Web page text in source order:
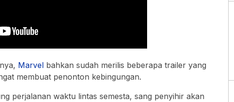
Marvel bahkan sudah merilis beberapa trailer yang
membuat penonton kebingungan.
perjalanan waktu lintas semesta, sang penyihir akan